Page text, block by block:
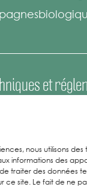
nous utilisons
informations des
traiter des données
ce site. Le fait de ne
et